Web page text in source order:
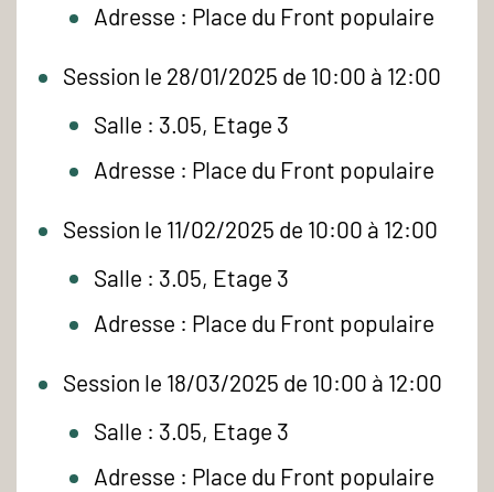
Adresse : Place du Front populaire
Session le 28/01/2025 de 10:00 à 12:00
Salle : 3.05, Etage 3
Adresse : Place du Front populaire
Session le 11/02/2025 de 10:00 à 12:00
Salle : 3.05, Etage 3
Adresse : Place du Front populaire
Session le 18/03/2025 de 10:00 à 12:00
Salle : 3.05, Etage 3
Adresse : Place du Front populaire